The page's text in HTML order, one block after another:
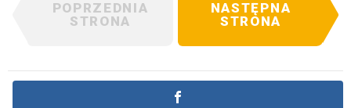
POPRZEDNIA
STRONA
NASTĘPNA
STRONA